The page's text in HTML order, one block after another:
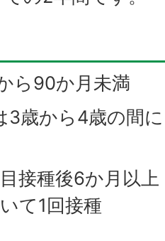
ら90か月未満
3歳から4歳の間
接種後6か月以
て1回接種